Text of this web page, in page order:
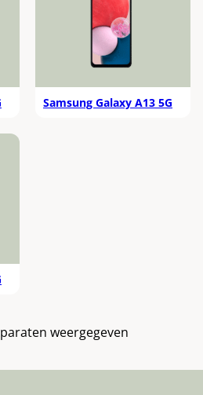
Samsung Galaxy A13 5G
weergegeven